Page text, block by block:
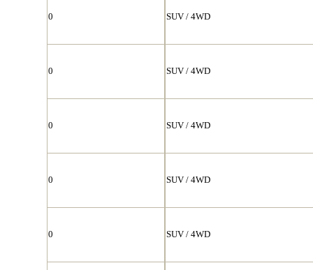
0 SUV / 4WD
0 SUV / 4WD
0 SUV / 4WD
0 SUV / 4WD
0 SUV / 4WD